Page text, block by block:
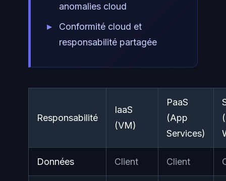
anomalies cloud
Conformité cloud et
responsabilité partagée
Responsabilité
IaaS
(VM)
PaaS
(App
Services)
Données Client Client